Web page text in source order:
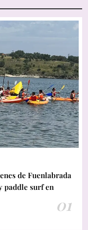
de Fuenlabrada
paddle surf en
01